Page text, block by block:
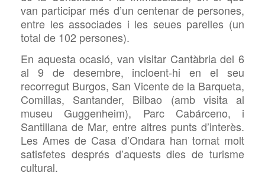
van participar més d’un centenar de persones,
entre les associades i les seues parelles (un
total de 102 persones).
En aquesta ocasió, van visitar Cantàbria del 6
al 9 de desembre, incloent-hi en el seu
recorregut Burgos, San Vicente de la Barqueta,
Comillas, Santander, Bilbao (amb visita al
museu Guggenheim), Parc Cabárceno, i
Santillana de Mar, entre altres punts d’interès.
Les Ames de Casa d’Ondara han tornat molt
satisfetes després d’aquests dies de turisme
cultural.